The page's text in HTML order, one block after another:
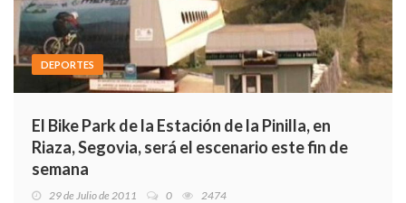
DEPORTES
El Bike Park de la Estación de la Pinilla, en
Riaza, Segovia, será el escenario este fin de
semana
29 de Julio de 2011 0 2474